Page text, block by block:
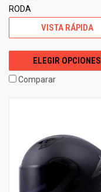
RODA
VISTA RÁPIDA
ELEGIR OPCIONES
Comparar